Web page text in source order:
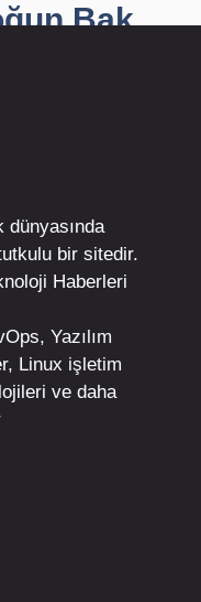
Bak...
dünyasında
bir sitedir.
Haberleri
, Yazılım
, Linux işletim
ve daha